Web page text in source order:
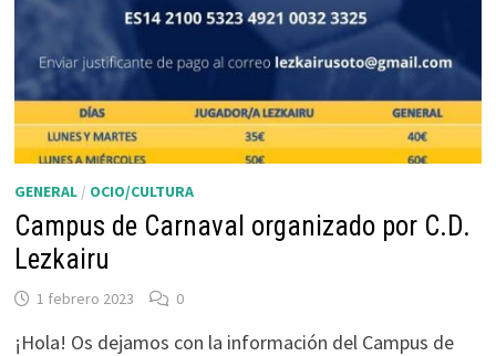
GENERAL/ OCIO/CULTURA
Campus de Carnaval organizado por C.D.
Lezkairu
1 febrero 2023 0
¡Hola! Os dejamos con la información del Campus de